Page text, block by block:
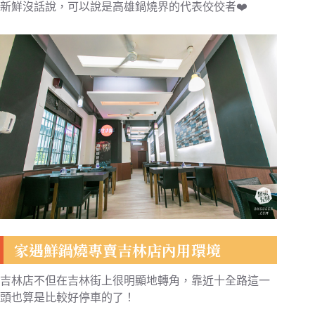
新鮮沒話說，可以說是高雄鍋燒界的代表佼佼者❤️
家遇鮮鍋燒專賣吉林店內用環境
吉林店不但在吉林街上很明顯地轉角，靠近十全路這一
頭也算是比較好停車的了！